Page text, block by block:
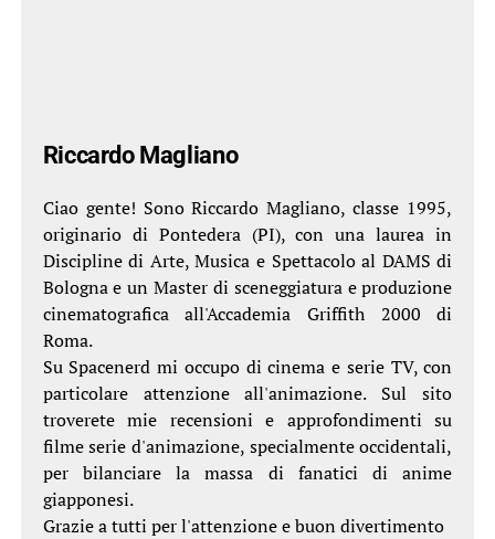
Riccardo Magliano
Ciao gente! Sono Riccardo Magliano, classe 1995,
originario di Pontedera (PI), con una laurea in
Discipline di Arte, Musica e Spettacolo al DAMS di
Bologna e un Master di sceneggiatura e produzione
cinematografica all'Accademia Griffith 2000 di
Roma.
Su Spacenerd mi occupo di cinema e serie TV, con
particolare attenzione all'animazione. Sul sito
troverete mie recensioni e approfondimenti su
filme serie d'animazione, specialmente occidentali,
per bilanciare la massa di fanatici di anime
giapponesi.
Grazie a tutti per l'attenzione e buon divertimento